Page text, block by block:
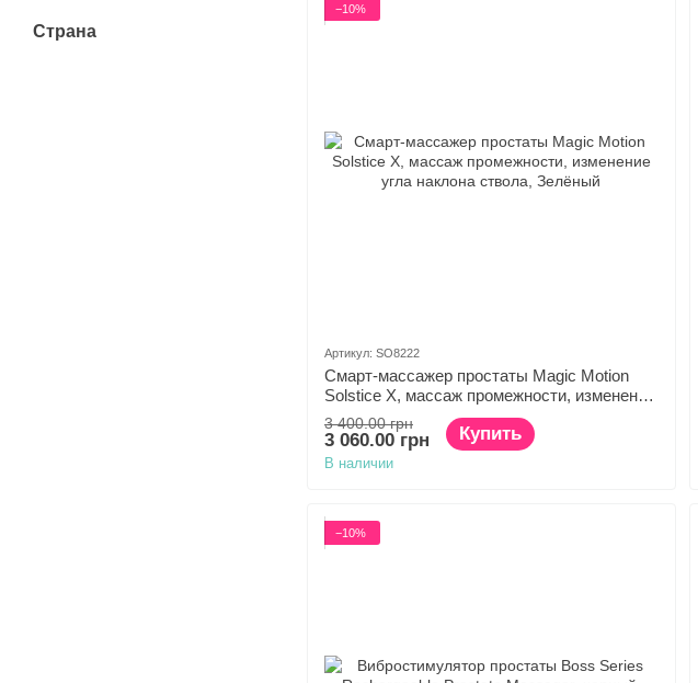
−10%
Артикул: SO8222
Смарт-массажер простаты Magic Motion
Solstice X, массаж промежности, изменение
угла наклона ствола
3 400.00 грн
3 060.00 грн Купить
В наличии
−10%
Страна